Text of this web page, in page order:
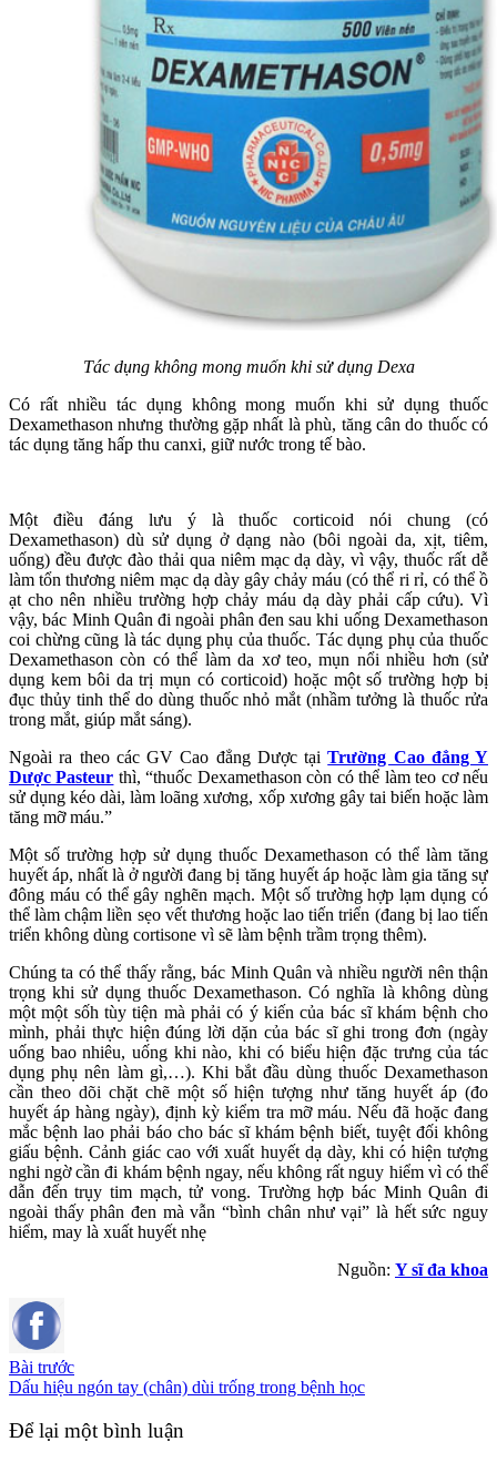
Tác dụng không mong muốn khi sử dụng Dexa
Có rất nhiều tác dụng không mong muốn khi sử dụng thuốc
Dexamethason nhưng thường gặp nhất là phù, tăng cân do thuốc có
tác dụng tăng hấp thu canxi, giữ nước trong tế bào.
Một điều đáng lưu ý là thuốc corticoid nói chung (có
Dexamethason) dù sử dụng ở dạng nào (bôi ngoài da, xịt, tiêm,
uống) đều được đào thải qua niêm mạc dạ dày, vì vậy, thuốc rất dễ
làm tổn thương niêm mạc dạ dày gây chảy máu (có thể ri rỉ, có thể ồ
ạt cho nên nhiều trường hợp chảy máu dạ dày phải cấp cứu). Vì
vậy, bác Minh Quân đi ngoài phân đen sau khi uống Dexamethason
coi chừng cũng là tác dụng phụ của thuốc. Tác dụng phụ của thuốc
Dexamethason còn có thể làm da xơ teo, mụn nổi nhiều hơn (sử
dụng kem bôi da trị mụn có corticoid) hoặc một số trường hợp bị
đục thủy tinh thể do dùng thuốc nhỏ mắt (nhầm tưởng là thuốc rửa
trong mắt, giúp mắt sáng).
Ngoài ra theo các GV Cao đẳng Dược tạiTrường Cao đẳng Y
Dược Pasteur thì, “thuốc Dexamethason còn có thể làm teo cơ nếu
sử dụng kéo dài, làm loãng xương, xốp xương gây tai biến hoặc làm
tăng mỡ máu.”
Một số trường hợp sử dụng thuốc Dexamethason có thể làm tăng
huyết áp, nhất là ở người đang bị tăng huyết áp hoặc làm gia tăng sự
đông máu có thể gây nghẽn mạch. Một số trường hợp lạm dụng có
thể làm chậm liền sẹo vết thương hoặc lao tiến triển (đang bị lao tiến
triển không dùng cortisone vì sẽ làm bệnh trầm trọng thêm).
Chúng ta có thể thấy rằng, bác Minh Quân và nhiều người nên thận
trọng khi sử dụng thuốc Dexamethason. Có nghĩa là không dùng
một một sốh tùy tiện mà phải có ý kiến của bác sĩ khám bệnh cho
mình, phải thực hiện đúng lời dặn của bác sĩ ghi trong đơn (ngày
uống bao nhiêu, uống khi nào, khi có biểu hiện đặc trưng của tác
dụng phụ nên làm gì,…). Khi bắt đầu dùng thuốc Dexamethason
cần theo dõi chặt chẽ một số hiện tượng như tăng huyết áp (đo
huyết áp hàng ngày), định kỳ kiểm tra mỡ máu. Nếu đã hoặc đang
mắc bệnh lao phải báo cho bác sĩ khám bệnh biết, tuyệt đối không
giấu bệnh. Cảnh giác cao với xuất huyết dạ dày, khi có hiện tượng
nghi ngờ cần đi khám bệnh ngay, nếu không rất nguy hiểm vì có thể
dẫn đến trụy tim mạch, tử vong. Trường hợp bác Minh Quân đi
ngoài thấy phân đen mà vẫn “bình chân như vại” là hết sức nguy
hiểm, may là xuất huyết nhẹ
Nguồn: Y sĩ đa khoa
Bài trước
Dấu hiệu ngón tay (chân) dùi trống trong bệnh học
Để lại một bình luận